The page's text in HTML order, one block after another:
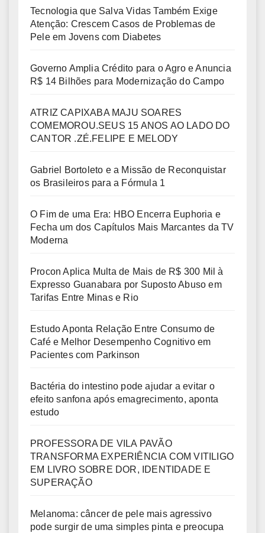
Tecnologia que Salva Vidas Também Exige
Atenção: Crescem Casos de Problemas de
Pele em Jovens com Diabetes
Governo Amplia Crédito para o Agro e Anuncia
R$ 14 Bilhões para Modernização do Campo
ATRIZ CAPIXABA MAJU SOARES
COMEMOROU.SEUS 15 ANOS AO LADO DO
CANTOR .ZÉ.FELIPE E MELODY
Gabriel Bortoleto e a Missão de Reconquistar
os Brasileiros para a Fórmula 1
O Fim de uma Era: HBO Encerra Euphoria e
Fecha um dos Capítulos Mais Marcantes da TV
Moderna
Procon Aplica Multa de Mais de R$ 300 Mil à
Expresso Guanabara por Suposto Abuso em
Tarifas Entre Minas e Rio
Estudo Aponta Relação Entre Consumo de
Café e Melhor Desempenho Cognitivo em
Pacientes com Parkinson
Bactéria do intestino pode ajudar a evitar o
efeito sanfona após emagrecimento, aponta
estudo
PROFESSORA DE VILA PAVÃO
TRANSFORMA EXPERIÊNCIA COM VITILIGO
EM LIVRO SOBRE DOR, IDENTIDADE E
SUPERAÇÃO
Melanoma: câncer de pele mais agressivo
pode surgir de uma simples pinta e preocupa